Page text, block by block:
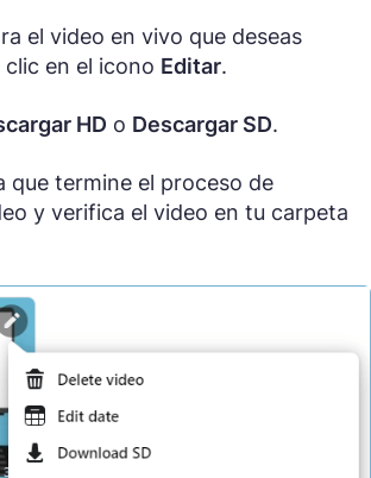
el video en vivo que deseas
en el icono Editar.
HD o Descargar SD.
que termine el proceso de
y verifica el video en tu carpeta